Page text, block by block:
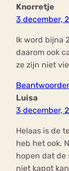
Knorretje
3 december,
Ik word bijna
daarom ook
ze zijn niet
Luisa
3 december,
Helaas is de
heb het ook.
hopen dat de
niet kapot